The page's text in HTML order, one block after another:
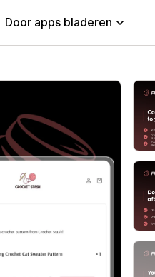
Door apps bladeren